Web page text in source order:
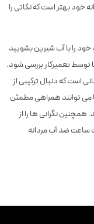
خود بهتر است که نکاتی را
را با آب شیرین بشویید
تعمیرکار بررسی شود.
است که دنبال ترکیبی از
می توانند همراهی مطمئن
همچنین نگرانی ها را از
ساعت ضد آب مردانه